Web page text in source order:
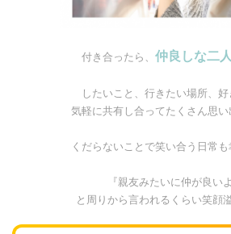
付き合ったら、 仲良しな二人
したいこと、行きたい場所、
気軽に共有し合ってたくさん思
くだらないことで笑い合う日常
『親友みたいに仲が良い
と周りから言われるくらい笑顔